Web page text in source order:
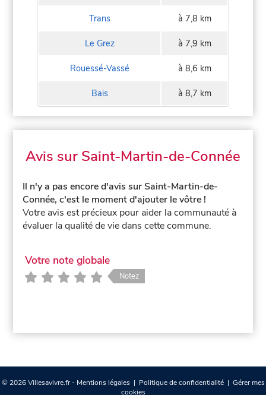
Trans à 7,8 km
Le Grez à 7,9 km
Rouessé-Vassé à 8,6 km
Bais à 8,7 km
Avis sur Saint-Martin-de-Connée
Il n'y a pas encore d'avis sur Saint-Martin-de-
Connée, c'est le moment d'ajouter le vôtre !
Votre avis est précieux pour aider la communauté à
évaluer la qualité de vie dans cette commune.
Votre note globale
Notez
© 2026 Villesavivre.fr - Mentions légales| Politique de confidentialité| Gérer mes
cookies